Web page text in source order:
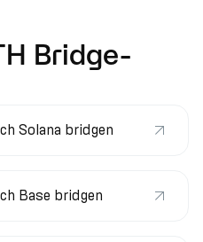
Bridge-
Solana bridgen
Base bridgen